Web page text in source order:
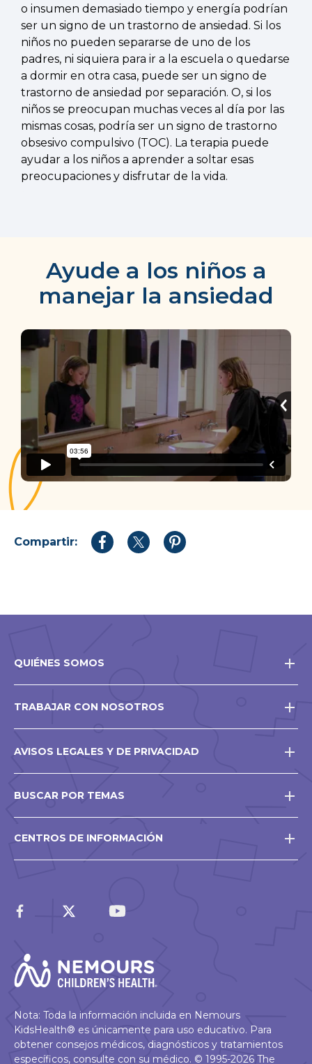
o insumen demasiado tiempo y energía podrían
ser un signo de un trastorno de ansiedad. Si los
niños no pueden separarse de uno de los
padres, ni siquiera para ir a la escuela o quedarse
a dormir en otra casa, puede ser un signo de
trastorno de ansiedad por separación. O, si los
niños se preocupan muchas veces al día por las
mismas cosas, podría ser un signo de trastorno
obsesivo compulsivo (TOC). La terapia puede
ayudar a los niños a aprender a soltar esas
preocupaciones y disfrutar de la vida.
Ayude a los niños a
manejar la ansiedad
Compartir:
CompartirCompartirCompartir
QUIÉNES SOMOS
TRABAJAR CON NOSOTROS
AVISOS LEGALES Y DE PRIVACIDAD
BUSCAR POR TEMAS
CENTROS DE INFORMACIÓN
Nota: Toda la información incluida en Nemours
KidsHealth® es únicamente para uso educativo. Para
obtener consejos médicos, diagnósticos y tratamientos
específicos, consulte con su médico. © 1995-2026 The